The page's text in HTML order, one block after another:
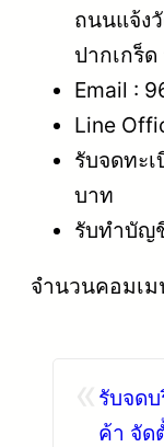
ถนนแจ้ง
ปากเกร็
Email :
Line
รับจดทะ
บาท
รับทำบัญ
จำนวนคอมเม
รับจด
ค้า จัด